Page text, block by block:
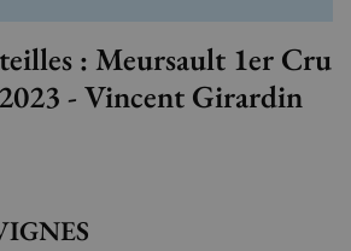
: Meursault 1er Cru
- Vincent Girardin